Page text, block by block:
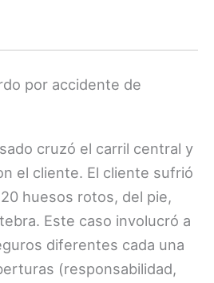
por accidente de
cruzó el carril central y
el cliente. El cliente sufrió
huesos rotos, del pie,
Este caso involucró a
diferentes cada una
(responsabilidad,